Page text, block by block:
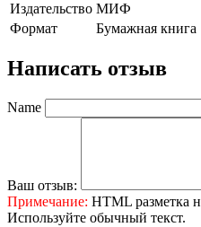
Издательство МИФ
Формат
Бумажная книга
Написать отзыв
Name
Ваш отзыв:
Примечание: HTML разметка
Используйте обычный текст.